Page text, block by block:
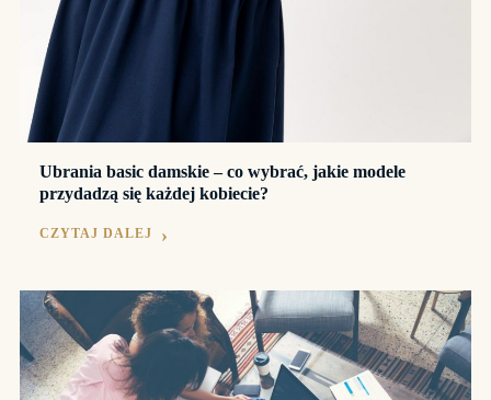
Ubrania basic damskie – co wybrać, jakie modele
przydadzą się każdej kobiecie?
CZYTAJ DALEJ